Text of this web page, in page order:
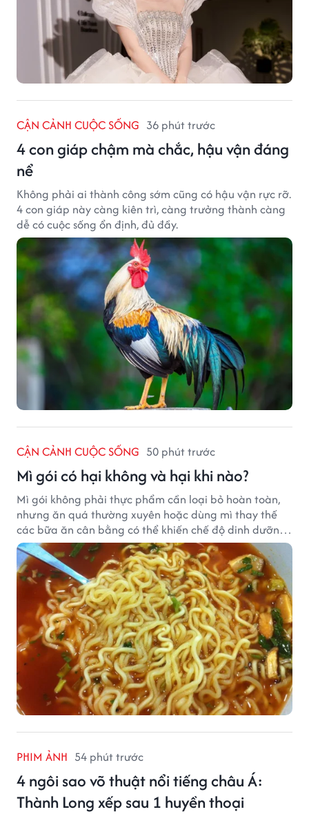
CẬN CẢNH CUỘC SỐNG 36 phút trước
4 con giáp chậm mà chắc, hậu vận đáng
nể
Không phải ai thành công sớm cũng có hậu vận rực rỡ.
4 con giáp này càng kiên trì, càng trưởng thành càng
dễ có cuộc sống ổn định, đủ đầy.
CẬN CẢNH CUỘC SỐNG 50 phút trước
Mì gói có hại không và hại khi nào?
Mì gói không phải thực phẩm cần loại bỏ hoàn toàn,
nhưng ăn quá thường xuyên hoặc dùng mì thay thế
các bữa ăn cân bằng có thể khiến chế độ dinh dưỡng
mất cân đối.
PHIM ẢNH 54 phút trước
4 ngôi sao võ thuật nổi tiếng châu Á:
Thành Long xếp sau 1 huyền thoại